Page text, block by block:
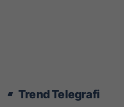
Trend Telegrafi